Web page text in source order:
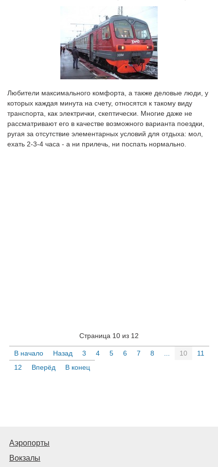
Любители максимального комфорта, а также деловые люди, у
которых каждая минута на счету, относятся к такому виду
транспорта, как электрички, скептически. Многие даже не
рассматривают его в качестве возможного варианта поездки,
ругая за отсутствие элементарных условий для отдыха: мол,
ехать 2-3-4 часа - а ни прилечь, ни поспать нормально.
Страница 10 из 12
В начало Назад 3 4 5 6 7 8 10
11
12
Вперёд В конец
Аэропорты
Вокзалы